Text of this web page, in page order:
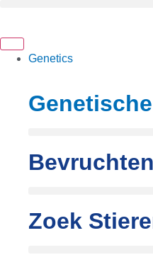
de
inhoudGenetics
Zoek